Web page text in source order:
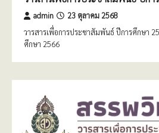
admin 23 ตุลาคม 2568
วารสารเพื่อการประชาสัมพันธ์ ปีการศึกษา
ศึกษา 2566